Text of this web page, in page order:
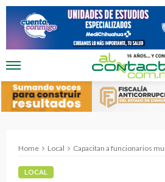
Home Local Capacitan a funcionarios
LOCAL